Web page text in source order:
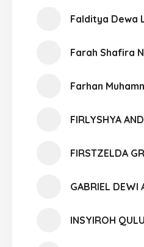
Falditya Dewa
Farah Shafira
Farhan
FIRLYSHYA
FIRSTZELDA
GABRIEL DEWI
INSYIROH